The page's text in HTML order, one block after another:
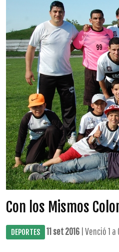
Con los Mismos
DEPORTES 11 set 2016 | Venció 1